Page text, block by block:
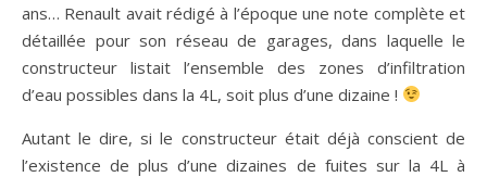
ans… Renault avait rédigé à l’époque une note complète et
détaillée pour son réseau de garages, dans laquelle le
constructeur listait l’ensemble des zones d’infiltration
d’eau possibles dans la 4L, soit plus d’une dizaine !
Autant le dire, si le constructeur était déjà conscient de
l’existence de plus d’une dizaines de fuites sur la 4L à